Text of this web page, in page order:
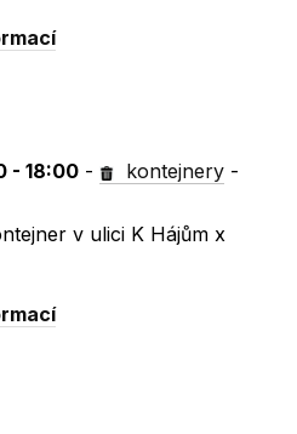
- 18:00 - kontejnery -
v ulici K Hájům x